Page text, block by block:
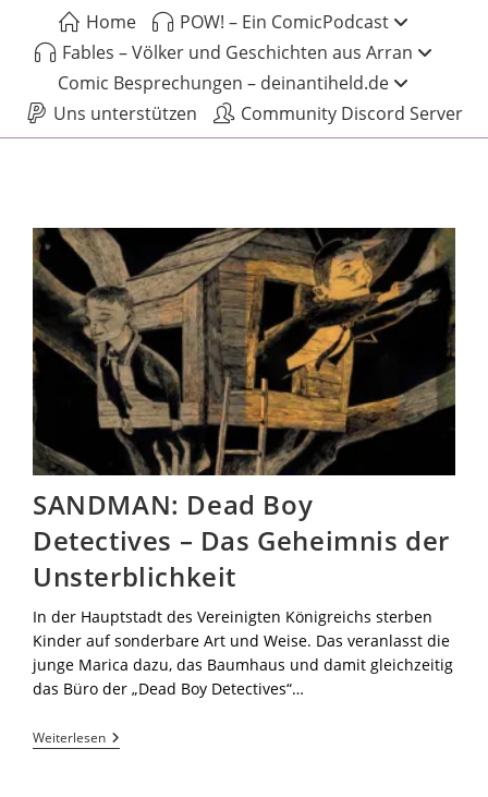
Home
POW! – Ein ComicPodcast
Fables – Völker und Geschichten aus Arran
Comic Besprechungen – deinantiheld.de
Uns unterstützen
Community Discord Server
SANDMAN: Dead Boy
Detectives – Das Geheimnis der
Unsterblichkeit
In der Hauptstadt des Vereinigten Königreichs sterben
Kinder auf sonderbare Art und Weise. Das veranlasst die
junge Marica dazu, das Baumhaus und damit gleichzeitig
das Büro der „Dead Boy Detectives“…
Weiterlesen